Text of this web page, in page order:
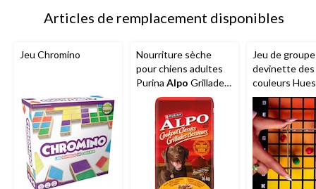
Articles de remplacement disponibles
Jeu Chromino
Nourriture sèche
pour chiens adultes
Purina Alpo Grillades
classiques porc,
boeuf, poulet et
légumes, 16 kg
Jeu de
devinette des
couleurs
Cues pour 3 à
joueurs